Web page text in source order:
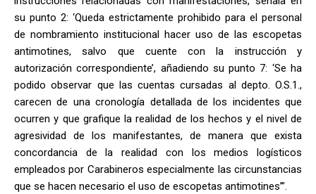
su punto 2: ‘Queda estrictamente prohibido para el personal
de nombramiento institucional hacer uso de las escopetas
antimotines, salvo que cuente con la instrucción y
autorización correspondiente’, añadiendo su punto 7: ‘Se ha
podido observar que las cuentas cursadas al depto. O.S.1.,
carecen de una cronología detallada de los incidentes que
ocurren y que grafique la realidad de los hechos y el nivel de
agresividad de los manifestantes, de manera que exista
concordancia de la realidad con los medios logísticos
empleados por Carabineros especialmente las circunstancias
que se hacen necesario el uso de escopetas antimotines’”.